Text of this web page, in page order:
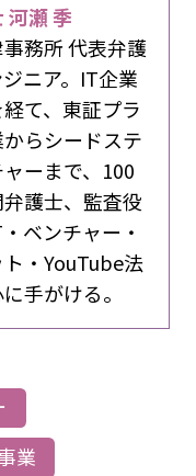
河瀬 季
務所 代表弁護
ニア。IT企業
て、東証プラ
らシードステ
ーまで、100
護士、監査役
ベンチャー・
・YouTube法
手がける。
業